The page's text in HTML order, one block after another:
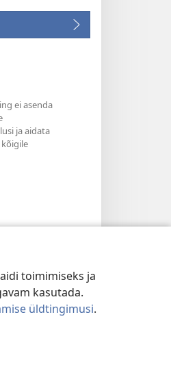
toimimiseks ja
kasutada.
üldtingimusi.
ei asenda
ja aidata